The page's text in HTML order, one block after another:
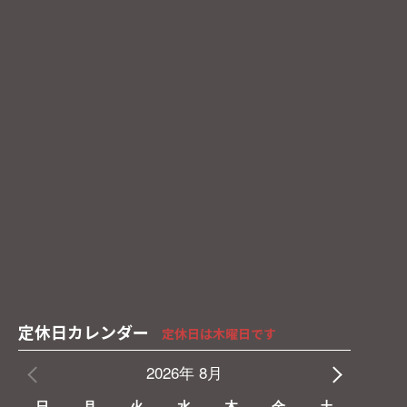
定休日カレンダー 定休日は木曜日です
2026年 8月